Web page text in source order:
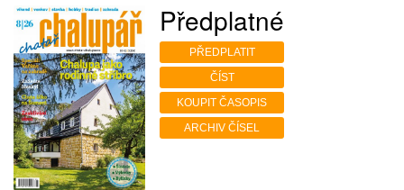
Předplatné
PŘEDPLATIT
ČÍST
KOUPIT ČASOPIS
ARCHIV ČÍSEL